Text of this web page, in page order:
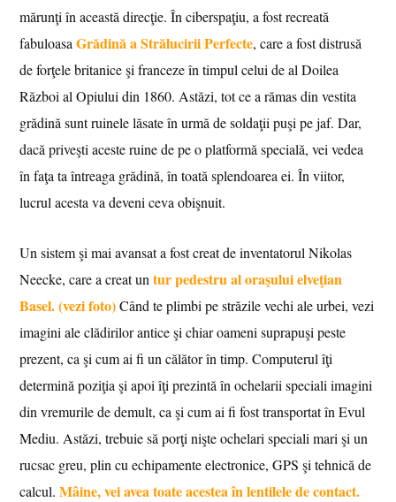
mărunţi în această direcţie. În ciberspaţiu, a fost recreată
fabuloasaGrădină a Strălucirii Perfecte, care a fost distrusă
de forţele britanice şi franceze în timpul celui de al Doilea
Război al Opiului din 1860. Astăzi, tot ce a rămas din vestita
grădină sunt ruinele lăsate în urmă de soldaţii puşi pe jaf. Dar,
dacă priveşti aceste ruine de pe o platformă specială, vei vedea
în faţa ta întreaga grădină, în toată splendoarea ei. În viitor,
lucrul acesta va deveni ceva obişnuit.
Un sistem şi mai avansat a fost creat de inventatorul Nikolas
Neecke, care a creat untur pedestru al oraşului elveţian
Basel. (vezi foto)Când te plimbi pe străzile vechi ale urbei, vezi
imagini ale clădirilor antice şi chiar oameni suprapuşi peste
prezent, ca şi cum ai fi un călător în timp. Computerul îţi
determină poziţia şi apoi îţi prezintă în ochelarii speciali imagini
din vremurile de demult, ca şi cum ai fi fost transportat în Evul
Mediu. Astăzi, trebuie să porţi nişte ochelari speciali mari şi un
rucsac greu, plin cu echipamente electronice, GPS şi tehnică de
calcul.Mâine, vei avea toate acestea în lentilele de contact.